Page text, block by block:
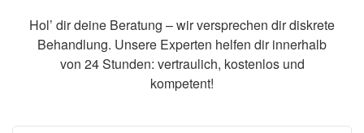
Hol’ dir deine Beratung – wir versprechen dir diskrete
Behandlung. Unsere Experten helfen dir innerhalb
von 24 Stunden: vertraulich, kostenlos und
kompetent!